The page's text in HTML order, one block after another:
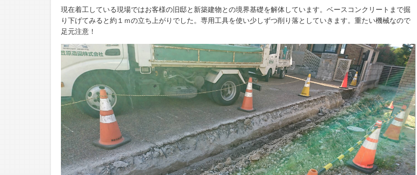
現在着工している現場ではお客様の旧邸と新築建物との境界基礎を解体しています。ベースコンクリートまで掘
り下げてみると約１ｍの立ち上がりでした。専用工具を使い少しずつ削り落としていきます。重たい機械なので
足元注意！